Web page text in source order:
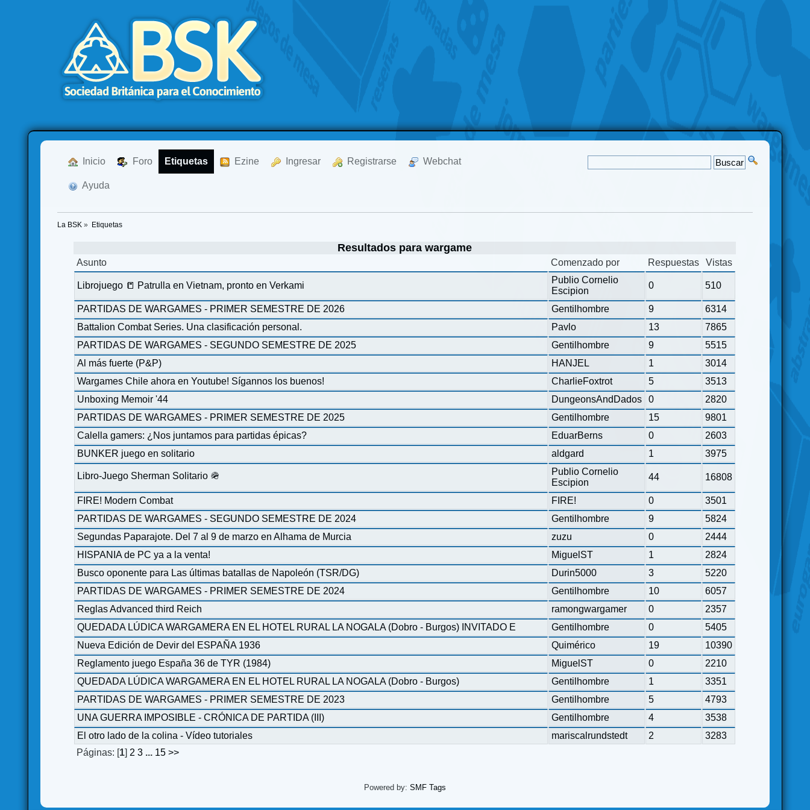
Inicio Foro Etiquetas Ezine Ingresar Registrarse Webchat
Ayuda
La BSK » Etiquetas
Resultados para wargame
Asunto Comenzado por Respuestas Vistas
Librojuego 📒 Patrulla en Vietnam, pronto en Verkami
Publio Cornelio
Escipion
0 510
PARTIDAS DE WARGAMES - PRIMER SEMESTRE DE 2026 Gentilhombre 9
6314
Battalion Combat Series. Una clasificación personal.
Pavlo 13
7865
PARTIDAS DE WARGAMES - SEGUNDO SEMESTRE DE 2025
Gentilhombre 9
5515
Al más fuerte (P&P)
HANJEL 1
3014
Wargames Chile ahora en Youtube! Sígannos los buenos!
CharlieFoxtrot 5
3513
Unboxing Memoir '44
DungeonsAndDados 0
2820
PARTIDAS DE WARGAMES - PRIMER SEMESTRE DE 2025
Gentilhombre 15
9801
Calella gamers: ¿Nos juntamos para partidas épicas?
EduarBerns 0
2603
BUNKER juego en solitario
aldgard 1 3975
Libro-Juego Sherman Solitario 🪖
Publio Cornelio
Escipion
44 16808
FIRE! Modern Combat FIRE! 0
3501
PARTIDAS DE WARGAMES - SEGUNDO SEMESTRE DE 2024
Gentilhombre 9
5824
Segundas Paparajote. Del 7 al 9 de marzo en Alhama de Murcia
zuzu 0
2444
HISPANIA de PC ya a la venta!
MiguelST 1
2824
Busco oponente para Las últimas batallas de Napoleón (TSR/DG)
Durin5000 3
5220
PARTIDAS DE WARGAMES - PRIMER SEMESTRE DE 2024
Gentilhombre 10
6057
Reglas Advanced third Reich
ramongwargamer 0
2357
QUEDADA LÚDICA WARGAMERA EN EL HOTEL RURAL LA NOGALA (Dobro - Burgos) INVITADO E
Gentilhombre 0
5405
Nueva Edición de Devir del ESPAÑA 1936
Quimérico 19
10390
Reglamento juego España 36 de TYR (1984)
MiguelST 0
2210
QUEDADA LÚDICA WARGAMERA EN EL HOTEL RURAL LA NOGALA (Dobro - Burgos)
Gentilhombre 1
3351
PARTIDAS DE WARGAMES - PRIMER SEMESTRE DE 2023
Gentilhombre 5
4793
UNA GUERRA IMPOSIBLE - CRÓNICA DE PARTIDA (III)
Gentilhombre 4
3538
El otro lado de la colina - Vídeo tutoriales
mariscalrundstedt 2
3283
Páginas: [1] 2 3 ... 15 >>
Powered by: SMF Tags